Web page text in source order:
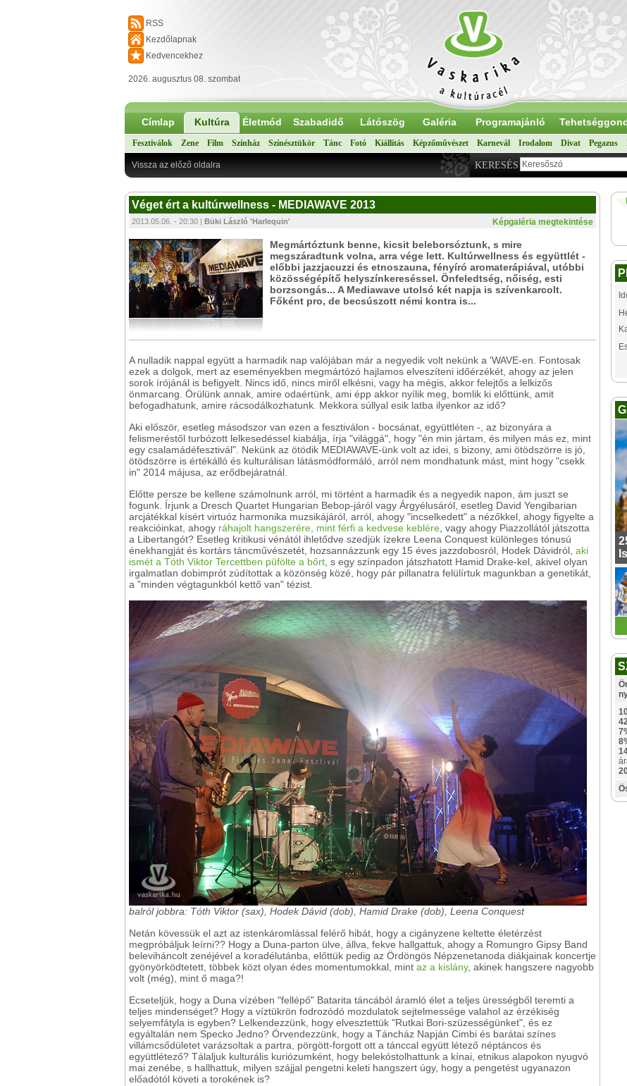
RSS
Kezdőlapnak
Kedvencekhez
2026. augusztus 08. szombat
Címlap Kultúra Életmód Szabadidő Látószög Galéria Programajánló
Fesztiválok Zene Film Színház Színésztükör Tánc Fotó Kiállítás Képzőművészet Karnevál Irodalom Divat Pegazus
KERESÉS
Vissza az előző oldalra
Véget ért a kultúrwellness - MEDIAWAVE 2013
Képgaléria megtekintése
2013.05.06. - 20:30 | Büki László 'Harlequin'
Megmártóztunk benne, kicsit beleborsóztunk, s mire
megszáradtunk volna, arra vége lett. Kultúrwellness és együttlét -
előbbi jazzjacuzzi és etnoszauna, fényíró aromaterápiával, utóbbi
közösségépítő helyszínkereséssel. Önfeledtség, nőiség, esti
borzsongás... A Mediawave utolsó két napja is szívenkarcolt.
Főként pro, de becsúszott némi kontra is...
A nulladik nappal együtt a harmadik nap valójában már a negyedik volt nekünk a 'WAVE-en. Fontosak
ezek a dolgok, mert az eseményekben megmártózó hajlamos elveszíteni időérzékét, ahogy az jelen
sorok írójánál is befigyelt. Nincs idő, nincs miről elkésni, vagy ha mégis, akkor felejtős a lelkizős
önmarcang. Örülünk annak, amire odaértünk, ami épp akkor nyílik meg, bomlik ki előttünk, amit
befogadhatunk, amire rácsodálkozhatunk. Mekkora súllyal esik latba ilyenkor az idő?
Aki először, esetleg másodszor van ezen a fesztiválon - bocsánat, együttléten -, az bizonyára a
felismeréstől turbózott lelkesedéssel kiabálja, írja "világgá", hogy "én min jártam, és milyen más ez, mint
egy csalamádéfesztivál". Nekünk az ötödik MEDIAWAVE-ünk volt az idei, s bizony, ami ötödszörre is jó,
ötödszörre is értékálló és kulturálisan látásmódformáló, arról nem mondhatunk mást, mint hogy "csekk
in" 2014 májusa, az erődbejáratnál.
Előtte persze be kellene számolnunk arról, mi történt a harmadik és a negyedik napon, ám juszt se
fogunk. Írjunk a Dresch Quartet Hungarian Bebop-járól vagy Árgyélusáról, esetleg David Yengibarian
arcjátékkal kísért virtuóz harmonika muzsikájáról, arról, ahogy "incselkedett" a nézőkkel, ahogy figyelte a
reakcióinkat, ahogy ráhajolt hangszerére, mint férfi a kedvese keblére , vagy ahogy Piazzollától játszotta
a Libertangót? Esetleg kritikusi vénától ihletődve szedjük ízekre Leena Conquest különleges tónusú
énekhangját és kortárs táncművészetét, hozsannázzunk egy 15 éves jazzdobosról, Hodek Dávidról, aki
ismét a Tóth Viktor Tercettben püfölte a bőrt , s egy színpadon játszhatott Hamid Drake-kel, akivel olyan
irgalmatlan dobimprót zúdítottak a közönség közé, hogy pár pillanatra felülírtuk magunkban a genetikát,
a "minden végtagunkból kettő van" tézist.
balról jobbra: Tóth Viktor (sax), Hodek Dávid (dob), Hamid Drake (dob), Leena Conquest
Netán kövessük el azt az istenkáromlással felérő hibát, hogy a cigányzene keltette életérzést
megpróbáljuk leírni?? Hogy a Duna-parton ülve, állva, fekve hallgattuk, ahogy a Romungro Gipsy Band
beleviháncolt zenéjével a koradélutánba, előttük pedig az Ördöngös Népzenetanoda diákjainak koncertje
gyönyörködtetett, többek közt olyan édes momentumokkal, mint az a kislány, akinek hangszere nagyobb
volt (még), mint ő maga?!
Ecseteljük, hogy a Duna vízében "fellépő" Batarita táncából áramló élet a teljes ürességből teremti a
teljes mindenséget? Hogy a víztükrön fodrozódó mozdulatok sejtelmessége valahol az érzékiség
selyemfátyla is egyben? Lelkendezzünk, hogy elvesztettük "Rutkai Bori-szüzességünket", és ez
egyáltalán nem Specko Jedno? Örvendezzünk, hogy a Táncház Napján Cimbi és barátai színes
villámcsődületet varázsoltak a partra, pörgött-forgott ott a tánccal együtt létező néptáncos és
együttlétező? Tálaljuk kulturális kuriózumként, hogy belekóstolhattunk a kínai, etnikus alapokon nyugvó
mai zenébe, s hallhattuk, milyen szájjal pengetni keleti hangszert úgy, hogy a pengetést ugyanazon
előadótól követi a torokének is?